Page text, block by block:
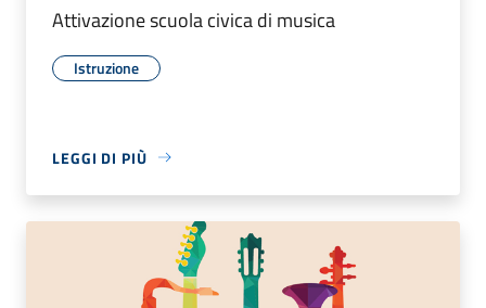
Attivazione scuola civica di musica
Istruzione
LEGGI DI PIÙ